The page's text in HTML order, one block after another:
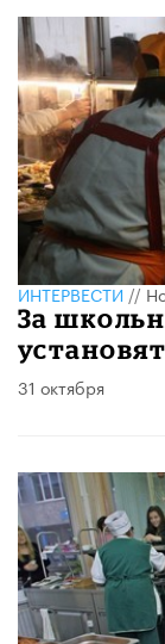
ИНТЕРВЕСТИ//
За
31 октября